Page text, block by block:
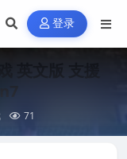
登录
英文版 支援
71